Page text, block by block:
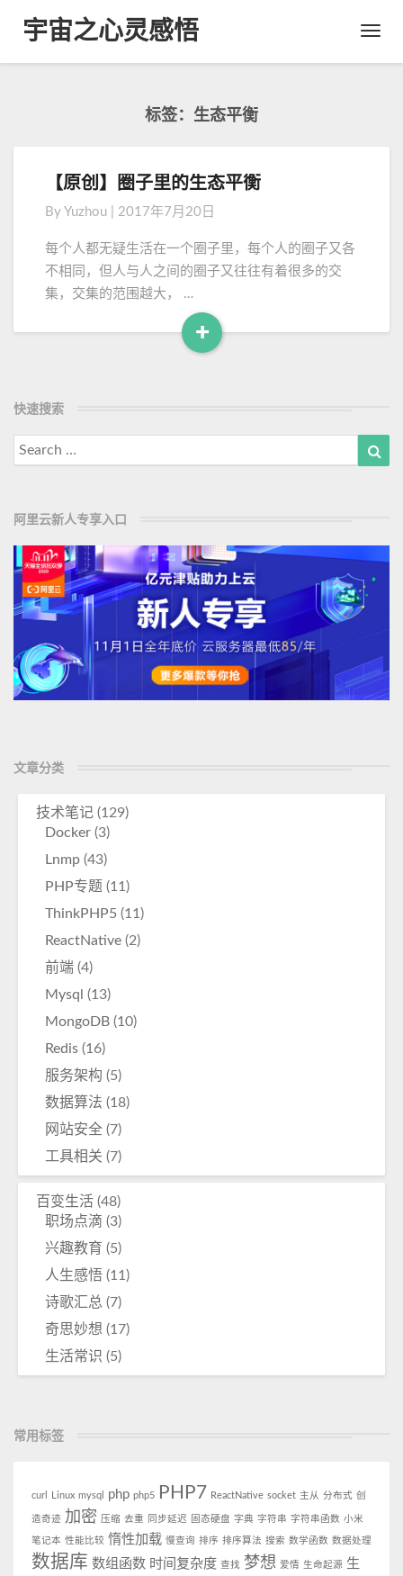
Toggle
宇宙之心灵感悟
标签：生态平衡
原
创
】
圈
里
衡
【原创】圈子里的生态平衡
By Yuzhou 2017年7月20日
每个人都无疑生活在一个圈子里，每个人的圈子又各
不相同，但人与人之间的圈子又往往有着很多的交
集，交集的范围越大， …
+
R
o
快速搜索
Search
for:
阿里云新人专享入口
文章分类
技术笔记 (129)
Docker (3)
Lnmp (43)
PHP专题 (11)
ThinkPHP5 (11)
ReactNative (2)
前端 (4)
Mysql (13)
MongoDB (10)
Redis (16)
服务架构 (5)
数据算法 (18)
网站安全 (7)
工具相关 (7)
百变生活 (48)
职场点滴 (3)
兴趣教育 (5)
人生感悟 (11)
诗歌汇总 (7)
奇思妙想 (17)
生活常识 (5)
常用标签
curl Linux mysql php php5 PHP7 ReactNative socket 主从 分布式 创
造奇迹 加密 压缩 去重 同步延迟 固态硬盘 字典 字符串 字符串函数 小米
笔记本 性能比较 惰性加载 慢查询 排序 排序算法 搜索 数学函数 数据处理
数据库 数组函数 时间复杂度 查找 梦想 爱情 生命起源 生